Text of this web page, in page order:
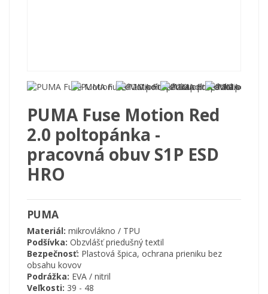
PUMA Fuse Motion Red
2.0 poltopánka -
pracovná obuv S1P ESD
HRO
PUMA
Materiál: mikrovlákno / TPU
Podšívka: Obzvlášť priedušný textil
Bezpečnosť: Plastová špica, ochrana prieniku bez
obsahu kovov
Podrážka: EVA / nitril
Veľkosti: 39 - 48